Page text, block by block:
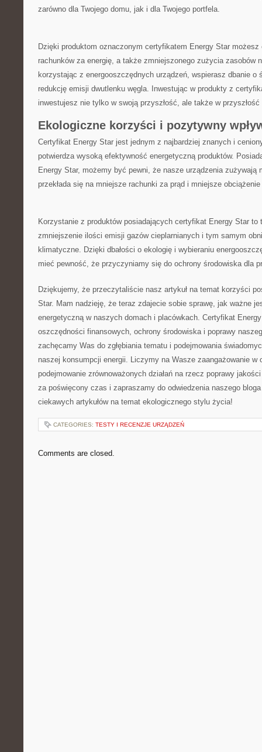
zarówno⁢ dla Twojego domu, jak i dla Twojego portfela.
Dzięki produktom oznaczonym certyfikatem Energy Star⁢
rachunków‍ za energię, a także ⁣zmniejszonego zużycia zasobów
korzystając z energooszczędnych urządzeń, ⁣wspierasz dbanie o⁤
redukcję‌ emisji dwutlenku węgla. Inwestując w produkty z
inwestujesz nie tylko w swoją przyszłość, ale także w ‌przyszłość
Ekologiczne korzyści i pozytywny
Certyfikat Energy ⁣Star jest ⁤jednym‍ z najbardziej ⁤znanych i
potwierdza wysoką efektywność​ energetyczną produktów.
Energy Star, możemy być pewni, że‍ nasze urządzenia zużywają
przekłada się ⁢na mniejsze rachunki za prąd i mniejsze
Korzystanie z produktów posiadających certyfikat Energy Star​ to
zmniejszenie​ ilości emisji⁢ gazów cieplarnianych i tym samym
klimatyczne. Dzięki dbałości o ekologię i wybieraniu
mieć ⁢pewność, że przyczyniamy się do ochrony środowiska dla
Dziękujemy, ‌że przeczytaliście nasz artykuł na temat korzyści
Star. ⁤Mam nadzieję, że teraz zdajecie sobie sprawę, jak⁢ ważne
⁤energetyczną w naszych domach i placówkach. Certyfikat
oszczędności finansowych, ochrony ⁢środowiska i ⁣poprawy⁤
zachęcamy Was do zgłębiania tematu i podejmowania⁤
naszej ⁢konsumpcji energii. Liczymy na Wasze zaangażowanie w
podejmowanie zrównoważonych działań na rzecz poprawy
za poświęcony czas ‌i zapraszamy do odwiedzenia naszego
‍ciekawych ⁣artykułów na ⁤temat ekologicznego stylu ⁢życia!
CATEGORIES: TESTY I RECENZJE URZĄDZEŃ
Comments are closed.